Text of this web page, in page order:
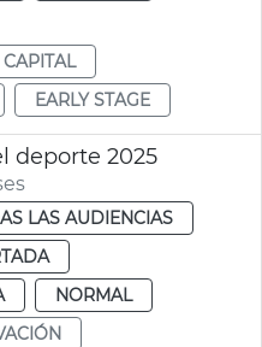
EARLY STAGE
deporte 2025
LAS AUDIENCIAS
NORMAL